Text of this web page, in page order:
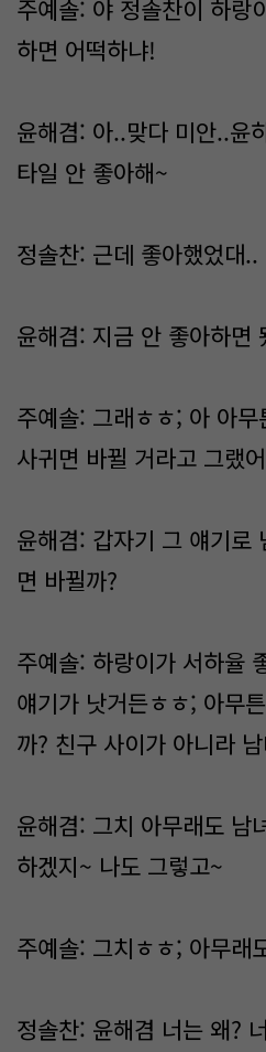
주예솔: 야 정솔찬이 하랑
하면 어떡하냐!
윤해겸: 아..맞다 미안..윤
타일 안 좋아해~
정솔찬: 근데 좋아했었대..
윤해겸: 지금 안 좋아하면
주예솔: 그래ㅎㅎ; 아 아
사귀면 바뀔 거라고 그랬
윤해겸: 갑자기 그 얘기로
면 바뀔까?
주예솔: 하랑이가 서하율
얘기가 낫거든ㅎㅎ; 아무
까? 친구 사이가 아니라
윤해겸: 그치 아무래도 남
하겠지~ 나도 그렇고~
주예솔: 그치ㅎㅎ; 아무래
정솔찬: 윤해겸 너는 왜?